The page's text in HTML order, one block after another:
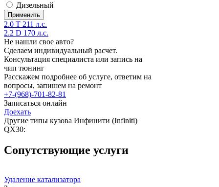
Дизельный
2.0 T 211 л.с.
2.2 D 170 л.с.
Не нашли свое авто?
Сделаем индивидуальный расчет.
Консультация специалиста или запись на
чип тюнинг
Расскажем подробнее об услуге, ответим на
вопросы, запишем на ремонт
+7-(968)-701-82-81
Записаться онлайн
Доехать
Другие типы кузова Инфинити (Infiniti)
QX30:
Сопутствующие услуги
Удаление катализатора